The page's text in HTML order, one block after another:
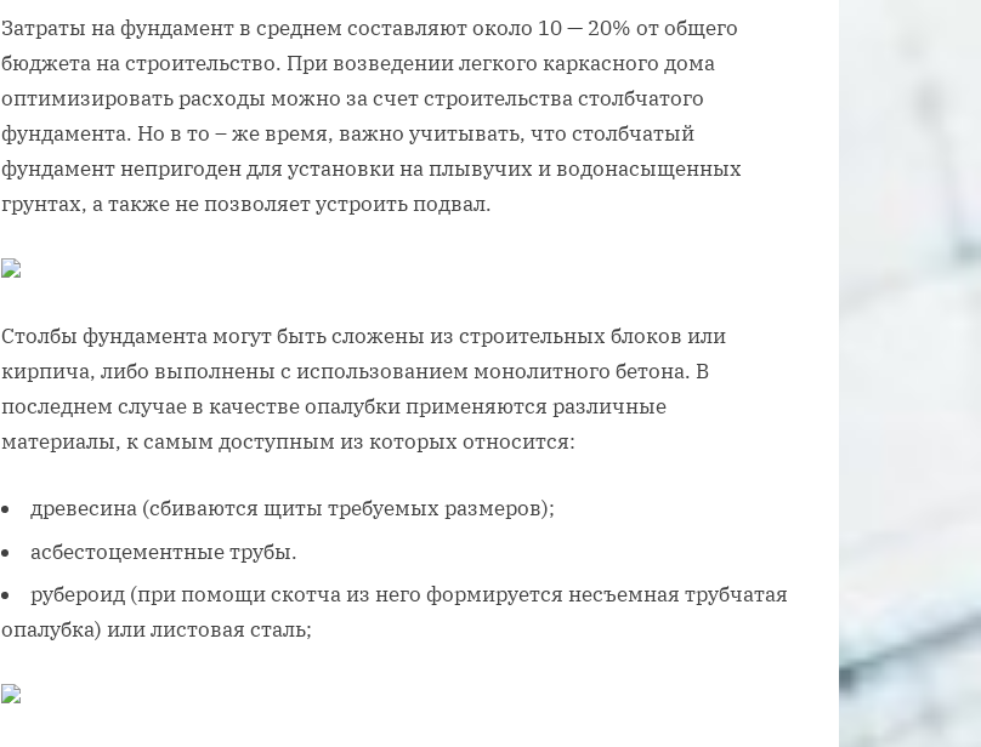
Затраты на фундамент в среднем составляют около 10 — 20% от общего
бюджета на строительство. При возведении легкого каркасного дома
оптимизировать расходы можно за счет строительства столбчатого
фундамента. Но в то – же время, важно учитывать, что столбчатый
фундамент непригоден для установки на плывучих и водонасыщенных
грунтах, а также не позволяет устроить подвал.
Столбы фундамента могут быть сложены из строительных блоков или
кирпича, либо выполнены с использованием монолитного бетона. В
последнем случае в качестве опалубки применяются различные
материалы, к самым доступным из которых относится:
древесина (сбиваются щиты требуемых размеров);
асбестоцементные трубы.
рубероид (при помощи скотча из него формируется несъемная трубчатая
опалубка) или листовая сталь;